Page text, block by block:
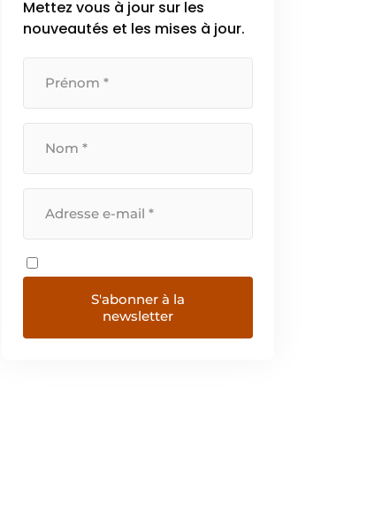
Mettez vous à jour sur les
nouveautés et les mises à jour.
S'abonner à la
newsletter